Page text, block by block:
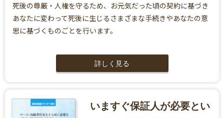
死後の尊厳・人権を守るため、お元気だった頃の契約に基づき
あなたに変わって死後に生じるさまざまな手続きやあなたの意
思に基づくものごとを行います。
詳しく見る
いますぐ保証人が必要とい